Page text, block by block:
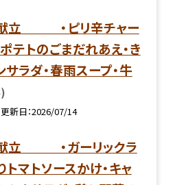
立 ・ピリ辛チャー
テトのごまだれあえ・き
ラダ・春雨スープ・牛
更新日 2026/07/14
立 ・ガーリックラ
マトソースかけ・キャ